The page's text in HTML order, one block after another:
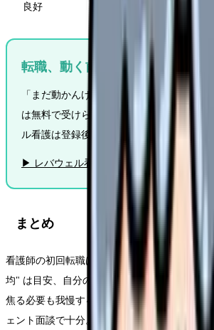
良好
転職、動く前に一度プロに話を
「まだ動かんけど情報だけ」の段階でも
は無料で受けられる。市場価値の確認だけ
ル看護は登録後すぐ面談予約可能。
▶ レバウェル看護に無料相談する
まとめ
看護師の初回転職は平均 3.8 年目、20 代で 7
均" は目安、自分の状態 (体調/意欲/スキル/ラ
焦る必要も我慢する必要もない。市場価値を
ェント面談で十分。